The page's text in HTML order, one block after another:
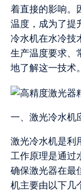
着直接的影响。
温度，成为了提
冷水机在水冷技
生产温度要求、
地了解这一技术。
一、激光冷水机
激光冷水机是利
工作原理是通过
确保激光器在最
机主要由以下几